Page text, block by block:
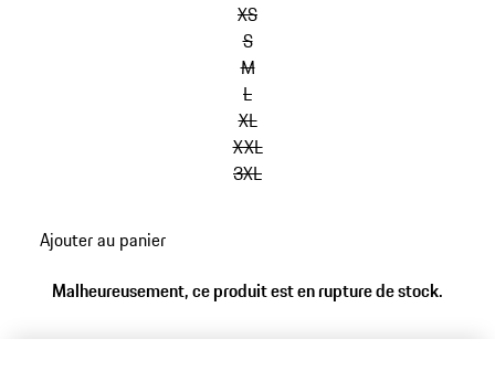
XS
S
M
L
XL
XXL
3XL
aux
(Taille)
Ajouter au panier
Malheureusement, ce produit est en rupture de stock.